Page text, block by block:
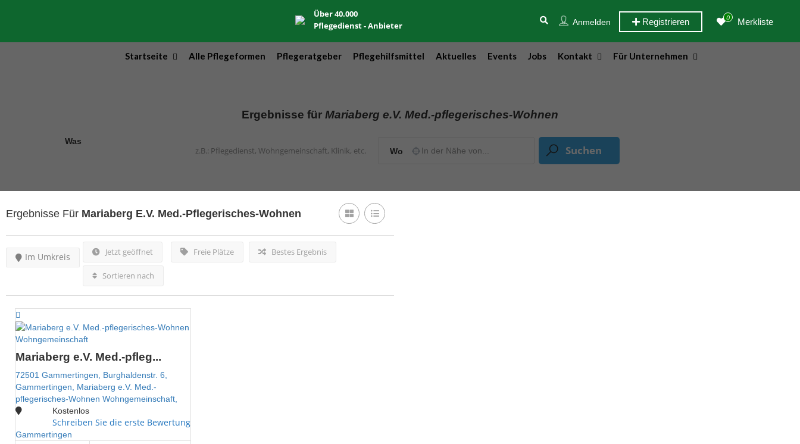
Über 40.000
Pflegedienst - Anbieter
Anmelden Registrieren 0
Merkliste
Startseite Alle Pflegeformen Pflegeratgeber Pflegehilfsmittel Aktuelles Events Jobs Kontakt Für Unternehmen
Ergebnisse für Mariaberg e.V. Med.-pflegerisches-Wohnen
Was
Wo
Ergebnisse Für Mariaberg E.V. Med.-Pflegerisches-Wohnen
Jetzt geöffnet Freie Plätze
Im Umkreis Bestes Ergebnis
Sortieren nach
Wohngemeinschaft
Mariaberg e.V. Med.-pfleg...
72501 Gammertingen, Burghaldenstr. 6,
Gammertingen, Mariaberg e.V. Med.-
pflegerisches-Wohnen Wohngemeinschaft,
Kostenlos
Schreiben Sie die erste Bewertung
Gammertingen